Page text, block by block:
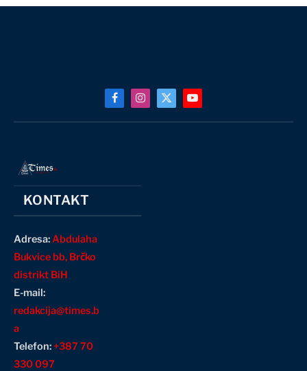
FacebookInstagram
X
YouTube
KONTAKT
Adresa:Abdulaha
Bukvice bb, Brčko
distrikt BiH
E-mail:
redakcija@times.b
a
Telefon:+387 70
330 097